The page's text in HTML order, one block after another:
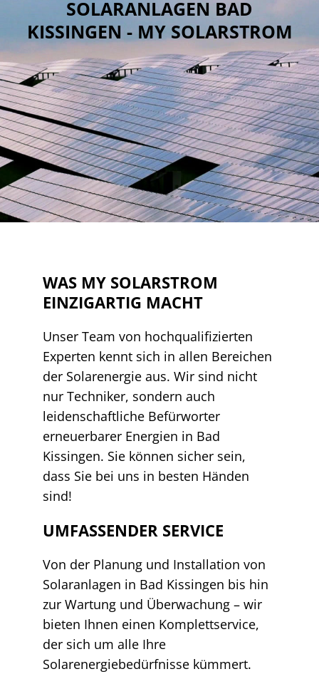
SOLARANLAGEN BAD
KISSINGEN - MY SOLARSTROM
WAS MY SOLARSTROM
EINZIGARTIG MACHT
Unser Team von hochqualifizierten
Experten kennt sich in allen Bereichen
der Solarenergie aus. Wir sind nicht
nur Techniker, sondern auch
leidenschaftliche Befürworter
erneuerbarer Energien in Bad
Kissingen. Sie können sicher sein,
dass Sie bei uns in besten Händen
sind!
UMFASSENDER SERVICE
Von der Planung und Installation von
Solaranlagen in Bad Kissingen bis hin
zur Wartung und Überwachung – wir
bieten Ihnen einen Komplettservice,
der sich um alle Ihre
Solarenergiebedürfnisse kümmert.